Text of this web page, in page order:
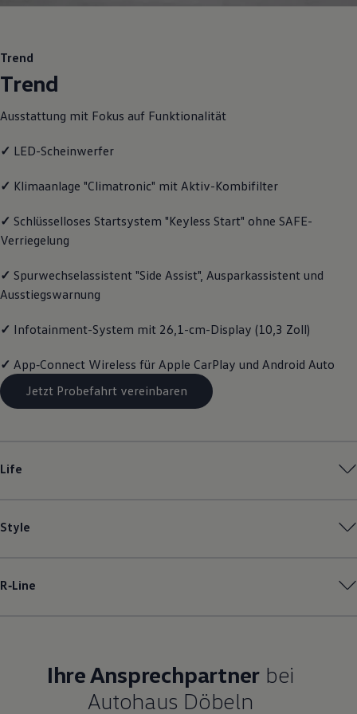
Schutz und Pflege
Individualisieren
Digitale Extras
Volkswagen Apps, Login und Shop
Handy und Fahrzeug verbinden
Vorgängermodelle
Kundeninformationen
Volkswagen Kundenbetreuung
Assistenzsysteme
Live Beratung
Magazin
Lifestyle
Transport
Familie
Trend
Trend
Ausstattung mit Fokus auf Funktionalität
✓ LED-Scheinwerfer
✓ Klimaanlage "Climatronic" mit Aktiv-Kombifilter
✓ Schlüsselloses Startsystem "Keyless Start" ohne SAFE-
Verriegelung
✓ Spurwechselassistent "Side Assist", Ausparkassistent und
Ausstiegswarnung
✓ Infotainment-System mit 26,1-cm-Display (10,3 Zoll)
✓ App‑Connect Wireless für Apple CarPlay und Android Auto
Jetzt Probefahrt vereinbaren
Life
Style
R‑Line
Ihre Ansprechpartner bei
Autohaus Döbeln